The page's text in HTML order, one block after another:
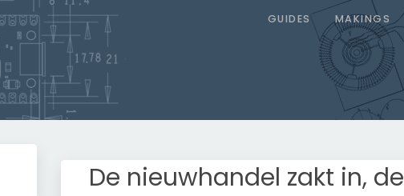
GUIDES MAKINGS
contentDe nieuwhandel zakt in, de